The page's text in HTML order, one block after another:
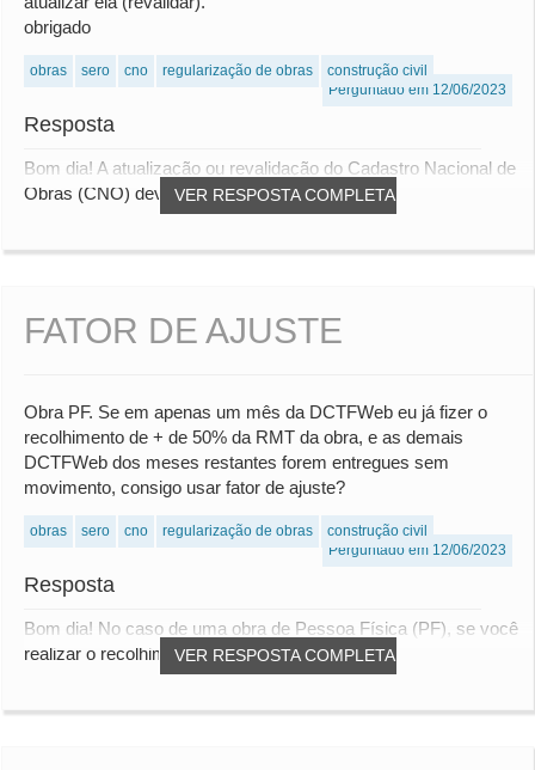
obrigado
obras sero cno regularização de obras
construção civil
Perguntado em 12/06/2023
Resposta
VER RESPOSTA COMPLETA
Bom dia! A atualização ou revalidação do Cadastro Nacional de
Obras (CNO) deve ser feita junto ao ó...
FATOR DE AJUSTE
Obra PF. Se em apenas um mês da DCTFWeb eu já fizer o
recolhimento de + de 50% da RMT da obra, e as demais
DCTFWeb dos meses restantes forem entregues sem
movimento, consigo usar fator de ajuste?
obras sero cno regularização de obras
construção civil
Perguntado em 12/06/2023
Resposta
VER RESPOSTA COMPLETA
Bom dia! No caso de uma obra de Pessoa Física (PF), se você
realizar o recolhimento de mais de 50% d...